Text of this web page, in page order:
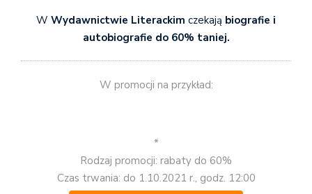
W Wydawnictwie Literackim czekają biografie i
autobiografie do 60% taniej.
W promocji na przykład:
*
Rodzaj promocji: rabaty do 60%
Czas trwania: do 1.10.2021 r., godz. 12:00